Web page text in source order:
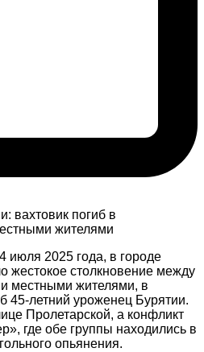
июля 2025 года, в городе
жестокое столкновение между
местными жителями, в
45-летний уроженец Бурятии.
Пролетарской, а конфликт
где обе группы находились в
опьянения.